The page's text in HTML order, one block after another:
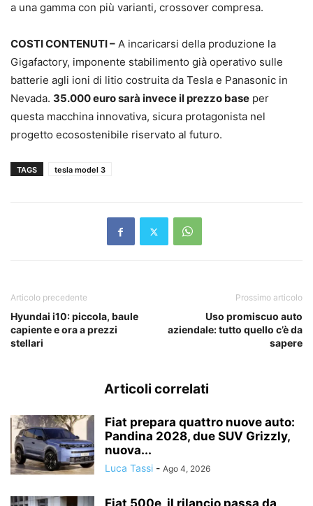
a una gamma con più varianti, crossover compresa.
COSTI CONTENUTI – A incaricarsi della produzione la
Gigafactory, imponente stabilimento già operativo sulle
batterie agli ioni di litio costruita da Tesla e Panasonic in
Nevada. 35.000 euro sarà invece il prezzo base per
questa macchina innovativa, sicura protagonista nel
progetto ecosostenibile riservato al futuro.
TAGS tesla model 3
Articolo precedente
Hyundai i10: piccola, baule
capiente e ora a prezzi
stellari
Prossimo articolo
Uso promiscuo auto
aziendale: tutto quello c’è da
sapere
Articoli correlati
Fiat prepara quattro nuove auto:
Pandina 2028, due SUV Grizzly,
nuova...
Luca Tassi - Ago 4, 2026
Fiat 500e, il rilancio passa da